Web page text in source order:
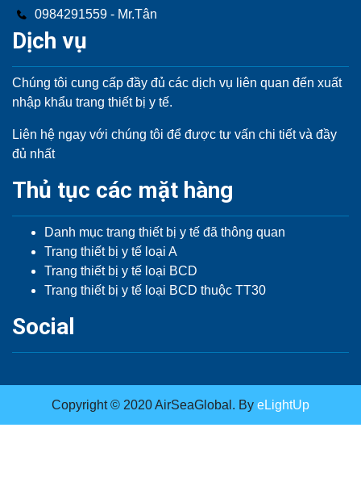
0984291559 - Mr.Tân
Dịch vụ
Chúng tôi cung cấp đầy đủ các dịch vụ liên quan đến xuất
nhập khẩu trang thiết bị y tế.
Liên hệ ngay với chúng tôi để được tư vấn chi tiết và đầy
đủ nhất
Thủ tục các mặt hàng
Danh mục trang thiết bị y tế đã thông quan
Trang thiết bị y tế loại A
Trang thiết bị y tế loại BCD
Trang thiết bị y tế loại BCD thuộc TT30
Social
Copyright © 2020 AirSeaGlobal. By eLightUp